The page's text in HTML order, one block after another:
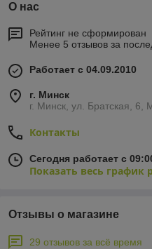
О нас
Рейтинг не сформирован
Менее 5 отзывов за
Работает с 04.09.2010
г. Минск
г. Минск, ул. Братская, 6,
Контакты
Сегодня работает с
Показать весь график
Отзывы о магазине
29 отзывов за всё время